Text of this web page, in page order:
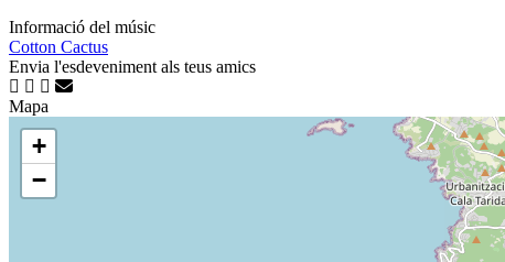
Informació del músic
Cotton Cactus
Envia l'esdeveniment als teus amics
Mapa
+
−